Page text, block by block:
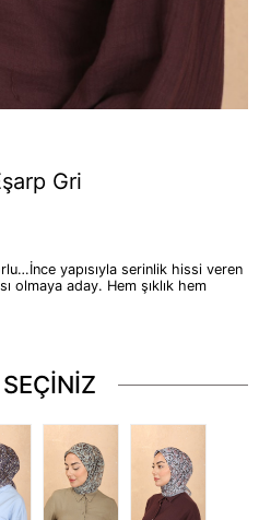
Gri
yapısıyla serinlik hissi veren
olmaya aday. Hem şıklık hem